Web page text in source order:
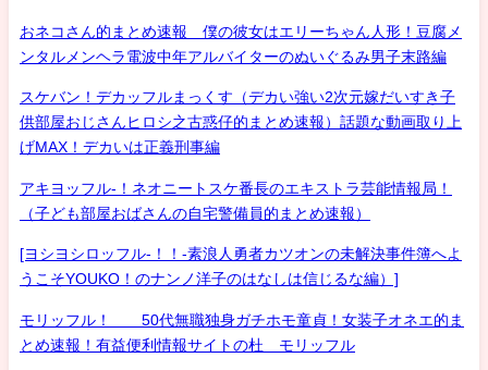
おネコさん的まとめ速報 僕の彼女はエリーちゃん人形！豆腐メ
ンタルメンヘラ電波中年アルバイターのぬいぐるみ男子末路編
スケバン！デカッフルまっくす（デカい強い2次元嫁だいすき子
供部屋おじさんヒロシ之古惑仔的まとめ速報）話題な動画取り上
げMAX！デカいは正義刑事編
アキヨッフル-！ネオニートスケ番長のエキストラ芸能情報局！
（子ども部屋おばさんの自宅警備員的まとめ速報）
[ヨシヨシロッフル-！！-素浪人勇者カツオンの未解決事件簿へよ
うこそYOUKO！のナンノ洋子のはなしは信じるな編）]
モリッフル！ 50代無職独身ガチホモ童貞！女装子オネエ的ま
とめ速報！有益便利情報サイトの杜 モリッフル